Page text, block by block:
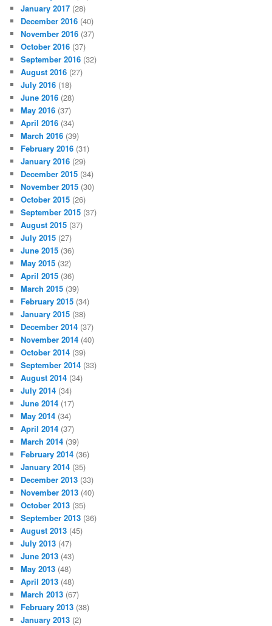
January 2017 (28)
December 2016 (40)
November 2016 (37)
October 2016 (37)
September 2016 (32)
August 2016 (27)
July 2016 (18)
June 2016 (28)
May 2016 (37)
April 2016 (34)
March 2016 (39)
February 2016 (31)
January 2016 (29)
December 2015 (34)
November 2015 (30)
October 2015 (26)
September 2015 (37)
August 2015 (37)
July 2015 (27)
June 2015 (36)
May 2015 (32)
April 2015 (36)
March 2015 (39)
February 2015 (34)
January 2015 (38)
December 2014 (37)
November 2014 (40)
October 2014 (39)
September 2014 (33)
August 2014 (34)
July 2014 (34)
June 2014 (17)
May 2014 (34)
April 2014 (37)
March 2014 (39)
February 2014 (36)
January 2014 (35)
December 2013 (33)
November 2013 (40)
October 2013 (35)
September 2013 (36)
August 2013 (45)
July 2013 (47)
June 2013 (43)
May 2013 (48)
April 2013 (48)
March 2013 (67)
February 2013 (38)
January 2013 (2)